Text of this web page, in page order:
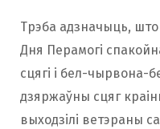
Трэба адзначыць, што
Дня Перамогі
сцягі і бел-
дзяржаўны сцяг
выходзілі ветэраны